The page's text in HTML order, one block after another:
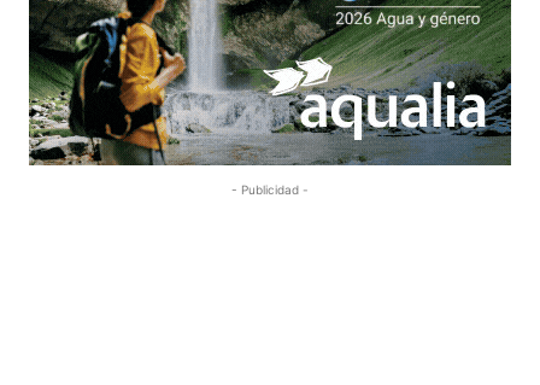
- Publicidad -